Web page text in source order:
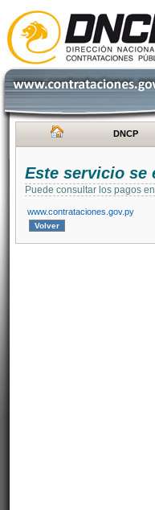
DNCP
Este servicio se
Puede consultar los pagos
www.contrataciones.gov.py